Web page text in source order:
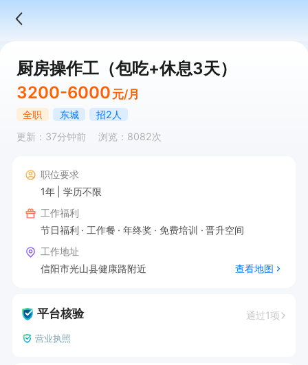
厨房操作工（包吃+休息3天）
3200-6000 元/月
全职 东城
招2人
更新：37分钟前
浏览：8082次
职位要求
1年
学历不限
工作福利
节日福利
工作餐 年终奖 免费培训
晋升空间
工作地址
信阳市光山县健康路附近
查看地图
平台核验 通过1项
营业执照